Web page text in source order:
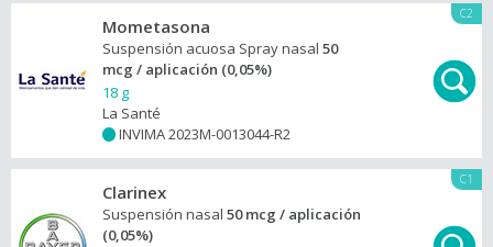
C2
Mometasona
Suspensión acuosa Spray nasal 50
mcg / aplicación (0,05%)
18 g
La Santé
INVIMA 2023M-0013044-R2
C1
Clarinex
Suspensión nasal 50 mcg / aplicación
(0,05%)